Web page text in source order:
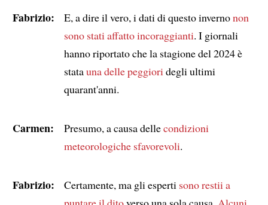
Fabrizio: E, a dire il vero, i dati di questo invernonon
sono stati affatto incoraggianti. I giornali
hanno riportato che la stagione del 2024 è
statauna delle peggiori degli ultimi
quarant'anni.
Carmen: Presumo, a causa dellecondizioni
meteorologiche sfavorevoli.
Fabrizio: Certamente, ma gli esperti sono restii a